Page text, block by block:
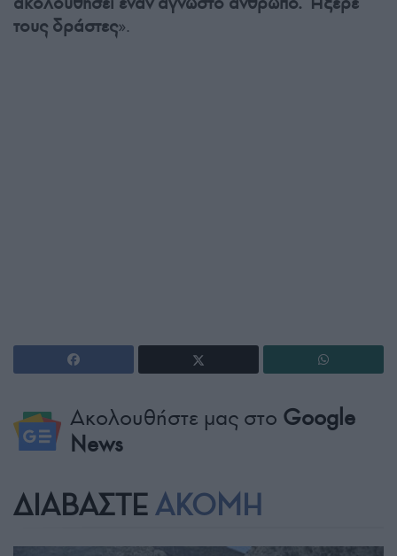
τους δράστες».
Ακολουθήστε μας στο Google
News
ΔΙΑΒΑΣΤΕ ΑΚΟΜΗ